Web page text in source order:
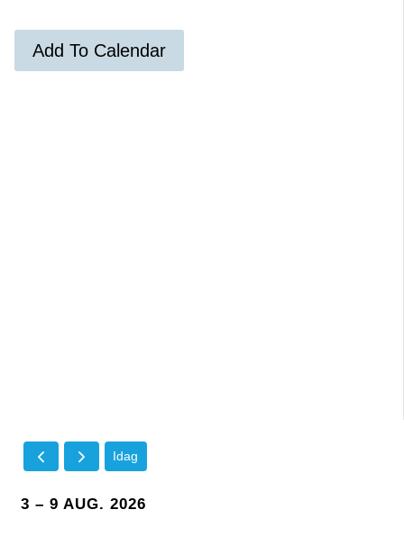
Add To Calendar
Idag
3 – 9 AUG. 2026